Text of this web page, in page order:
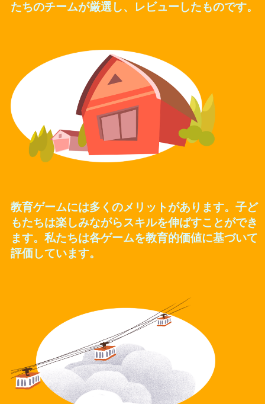
たちのチームが厳選し、レビューしたものです。
教育ゲームには多くのメリットがあります。子ど
もたちは楽しみながらスキルを伸ばすことができ
ます。私たちは各ゲームを教育的価値に基づいて
評価しています。